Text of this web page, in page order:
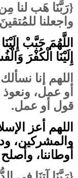
{رَبَّنَا هَب لنا
واجعلنا
اللَّهُمَ حَبَّبْ
إِلَيْنَا الْكُفْرَ
اللهم إنا
أو عمل،
قول أو عمل.
اللهم أعز
والمشركين،
أوطاننا،